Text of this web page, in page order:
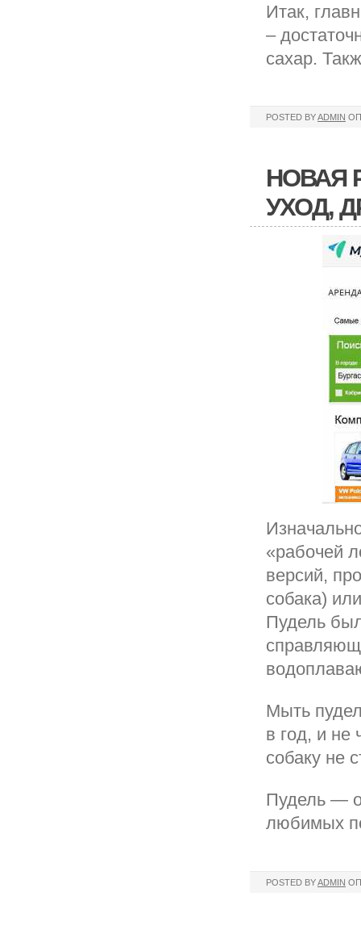
Итак,
–
сахар.
POSTED BYADMIN
НОВАЯ
УХОД,
«рабочей
версий,
собака)
Пудель
Мыть
в год, и не
собаку не
Пудель —
любимых
POSTED BYADMIN